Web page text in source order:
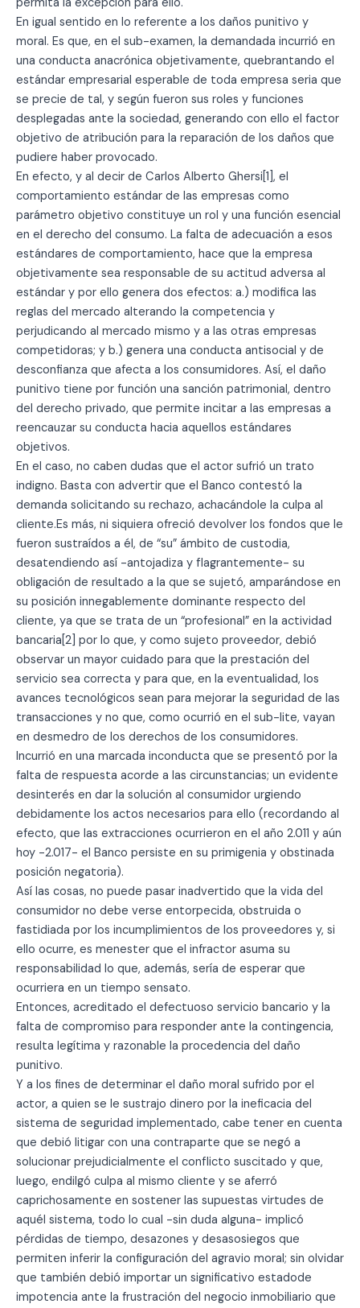
En igual sentido en lo referente a los daños punitivo y
moral. Es que, en el sub-examen, la demandada incurrió en
una conducta anacrónica objetivamente, quebrantando el
estándar empresarial esperable de toda empresa seria que
se precie de tal, y según fueron sus roles y funciones
desplegadas ante la sociedad, generando con ello el factor
objetivo de atribución para la reparación de los daños que
pudiere haber provocado.
En efecto, y al decir de Carlos Alberto Ghersi[1], el
comportamiento estándar de las empresas como
parámetro objetivo constituye un rol y una función esencial
en el derecho del consumo. La falta de adecuación a esos
estándares de comportamiento, hace que la empresa
objetivamente sea responsable de su actitud adversa al
estándar y por ello genera dos efectos: a.) modifica las
reglas del mercado alterando la competencia y
perjudicando al mercado mismo y a las otras empresas
competidoras; y b.) genera una conducta antisocial y de
desconfianza que afecta a los consumidores. Así, el daño
punitivo tiene por función una sanción patrimonial, dentro
del derecho privado, que permite incitar a las empresas a
reencauzar su conducta hacia aquellos estándares
objetivos.
En el caso, no caben dudas que el actor sufrió un trato
indigno. Basta con advertir que el Banco contestó la
demanda solicitando su rechazo, achacándole la culpa al
cliente.Es más, ni siquiera ofreció devolver los fondos que le
fueron sustraídos a él, de “su” ámbito de custodia,
desatendiendo así -antojadiza y flagrantemente- su
obligación de resultado a la que se sujetó, amparándose en
su posición innegablemente dominante respecto del
cliente, ya que se trata de un “profesional” en la actividad
bancaria[2] por lo que, y como sujeto proveedor, debió
observar un mayor cuidado para que la prestación del
servicio sea correcta y para que, en la eventualidad, los
avances tecnológicos sean para mejorar la seguridad de las
transacciones y no que, como ocurrió en el sub-lite, vayan
en desmedro de los derechos de los consumidores.
Incurrió en una marcada inconducta que se presentó por la
falta de respuesta acorde a las circunstancias; un evidente
desinterés en dar la solución al consumidor urgiendo
debidamente los actos necesarios para ello (recordando al
efecto, que las extracciones ocurrieron en el año 2.011 y aún
hoy -2.017- el Banco persiste en su primigenia y obstinada
posición negatoria).
Así las cosas, no puede pasar inadvertido que la vida del
consumidor no debe verse entorpecida, obstruida o
fastidiada por los incumplimientos de los proveedores y, si
ello ocurre, es menester que el infractor asuma su
responsabilidad lo que, además, sería de esperar que
ocurriera en un tiempo sensato.
Entonces, acreditado el defectuoso servicio bancario y la
falta de compromiso para responder ante la contingencia,
resulta legítima y razonable la procedencia del daño
punitivo.
Y a los fines de determinar el daño moral sufrido por el
actor, a quien se le sustrajo dinero por la ineficacia del
sistema de seguridad implementado, cabe tener en cuenta
que debió litigar con una contraparte que se negó a
solucionar prejudicialmente el conflicto suscitado y que,
luego, endilgó culpa al mismo cliente y se aferró
caprichosamente en sostener las supuestas virtudes de
aquél sistema, todo lo cual -sin duda alguna- implicó
pérdidas de tiempo, desazones y desasosiegos que
permiten inferir la configuración del agravio moral; sin olvidar
que también debió importar un significativo estadode
impotencia ante la frustración del negocio inmobiliario que